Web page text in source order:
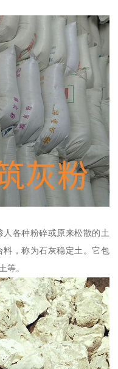
各种粉碎或原来松散的土
，称为石灰稳定土。它包
等。